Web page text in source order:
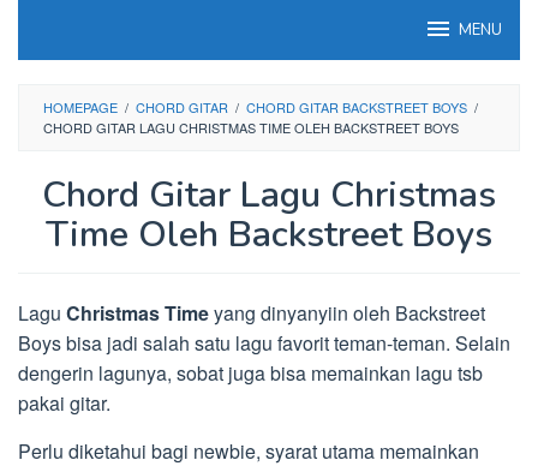
MENU
HOMEPAGE / CHORD GITAR / CHORD GITAR BACKSTREET BOYS /
CHORD GITAR LAGU CHRISTMAS TIME OLEH BACKSTREET BOYS
Chord Gitar Lagu Christmas
Time Oleh Backstreet Boys
Lagu Christmas Timeyang dinyanyiin oleh Backstreet
Boys bisa jadi salah satu lagu favorit teman-teman. Selain
dengerin lagunya, sobat juga bisa memainkan lagu tsb
pakai gitar.
Perlu diketahui bagi newbie, syarat utama memainkan